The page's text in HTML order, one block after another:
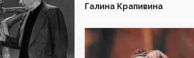
Галина Крапивина